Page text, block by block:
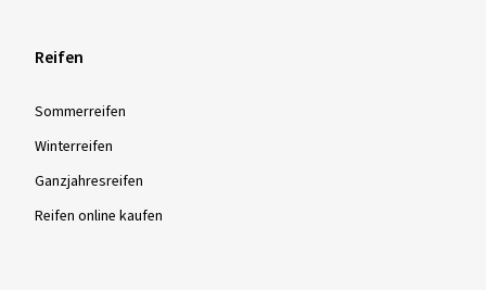
Reifen
Sommer­reifen
Winter­reifen
Ganzjahres­reifen
Reifen online kaufen